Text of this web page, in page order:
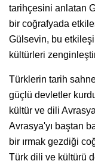
tarihçesini anlatan
bir coğrafyada
Gülsevin, bu
kültürleri
Türklerin tarih
güçlü devletler
kültür ve dili
Avrasya'yı baştan
bir ırmak gezdiği
Türk dili ve kültürü